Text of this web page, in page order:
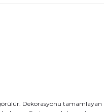
Dekorasyonu tamamlayan